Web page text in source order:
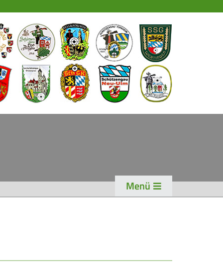
Menü